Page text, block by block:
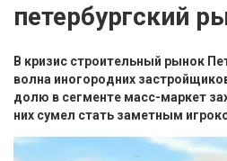
петербургский
В кризис строительный рынок
волна иногородних
долю в сегменте масс-маркет
них сумел стать заметным